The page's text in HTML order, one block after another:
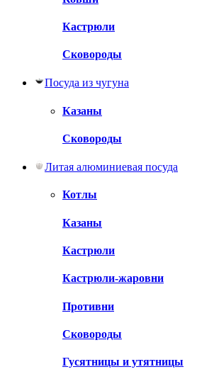
Кастрюли
Сковороды
Посуда из чугуна
Казаны
Сковороды
Литая алюминиевая посуда
Котлы
Казаны
Кастрюли
Кастрюли-жаровни
Противни
Сковороды
Гусятницы и утятницы